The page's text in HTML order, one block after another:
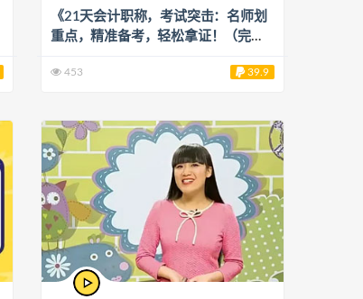
《21天会计职称，考试突击：名师划
重点，精准备考，轻松拿证！（完
453 39.9